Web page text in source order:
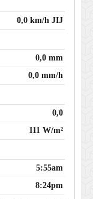
0,0 km/h JIJ
0,0 mm
0,0 mm/h
0,0
111 W/m²
5:55am
8:24pm